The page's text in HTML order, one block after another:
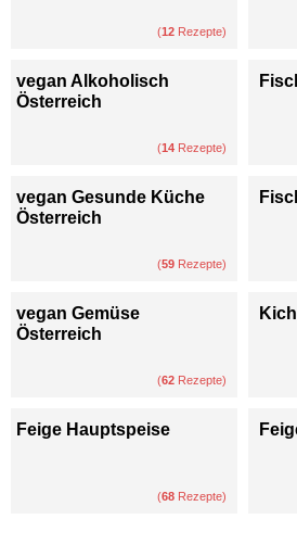
(12 Rezepte)
vegan Alkoholisch
Österreich
(14 Rezepte)
vegan Gesunde Küche
Österreich
(59 Rezepte)
vegan Gemüse
Österreich
(62 Rezepte)
Feige Hauptspeise
(68 Rezepte)